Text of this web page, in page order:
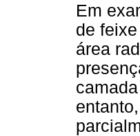
Em
de
área